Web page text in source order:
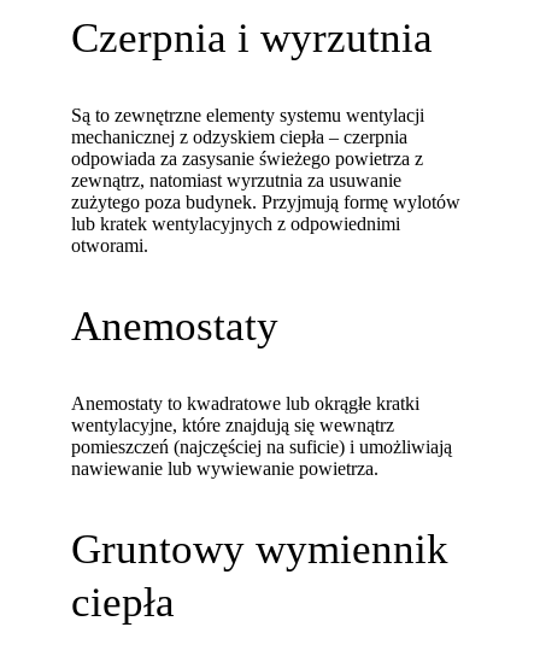
Czerpnia i wyrzutnia
Są to zewnętrzne elementy systemu wentylacji
mechanicznej z odzyskiem ciepła – czerpnia
odpowiada za zasysanie świeżego powietrza z
zewnątrz, natomiast wyrzutnia za usuwanie
zużytego poza budynek. Przyjmują formę wylotów
lub kratek wentylacyjnych z odpowiednimi
otworami.
Anemostaty
Anemostaty to kwadratowe lub okrągłe kratki
wentylacyjne, które znajdują się wewnątrz
pomieszczeń (najczęściej na suficie) i umożliwiają
nawiewanie lub wywiewanie powietrza.
Gruntowy wymiennik
ciepła